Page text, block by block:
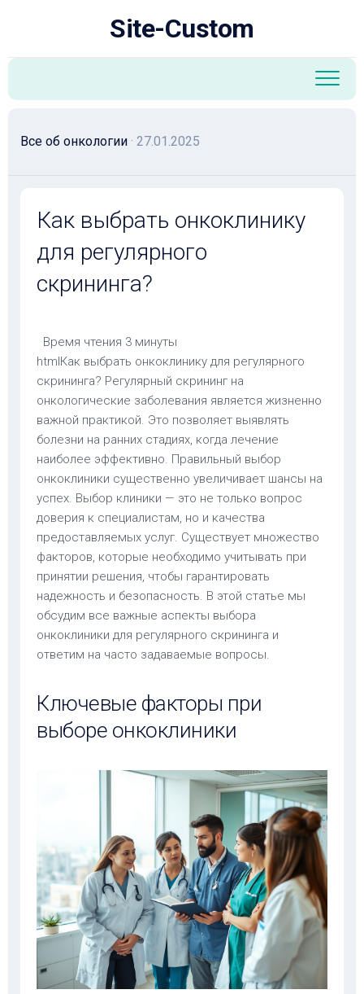
Site-Custom
Все об онкологии · 27.01.2025
Как выбрать онкоклинику
для регулярного
скрининга?
Время чтения 3 минуты
htmlКак выбрать онкоклинику для регулярного
скрининга? Регулярный скрининг на
онкологические заболевания является жизненно
важной практикой. Это позволяет выявлять
болезни на ранних стадиях, когда лечение
наиболее эффективно. Правильный выбор
онкоклиники существенно увеличивает шансы на
успех. Выбор клиники — это не только вопрос
доверия к специалистам, но и качества
предоставляемых услуг. Существует множество
факторов, которые необходимо учитывать при
принятии решения, чтобы гарантировать
надежность и безопасность. В этой статье мы
обсудим все важные аспекты выбора
онкоклиники для регулярного скрининга и
ответим на часто задаваемые вопросы.
Ключевые факторы при
выборе онкоклиники